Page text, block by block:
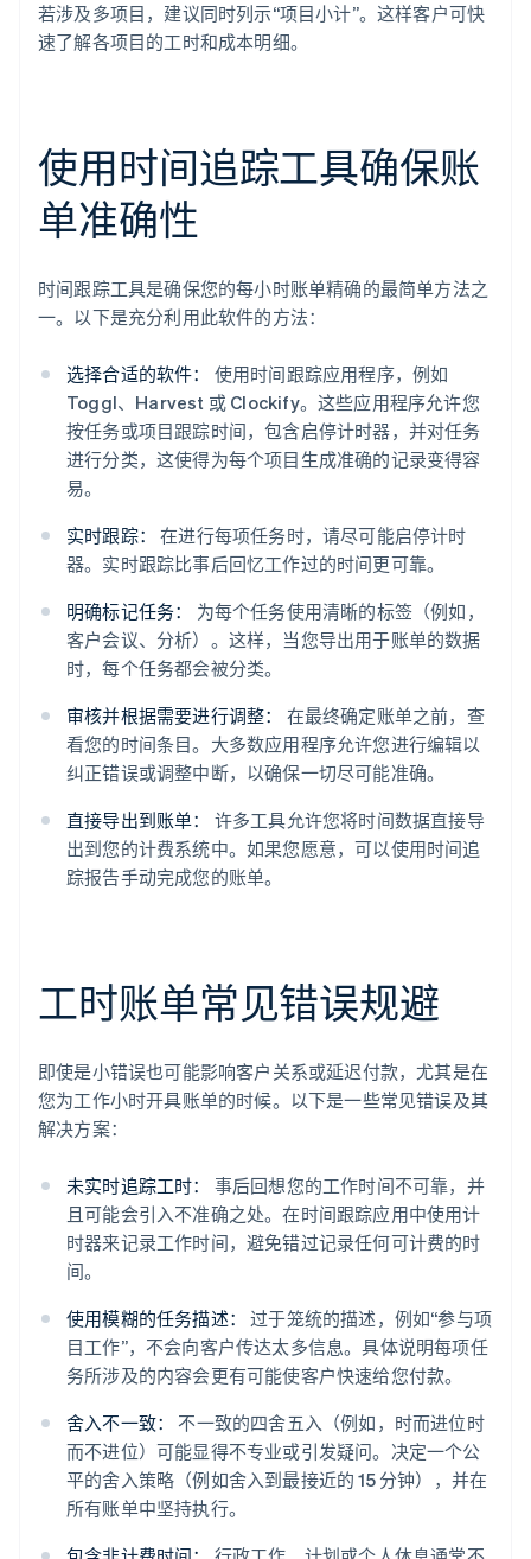
若涉及多项目，建议同时列示“项目小计”。这样客户可快
速了解各项目的工时和成本明细。
使用时间追踪工具确保账
单准确性
时间跟踪工具是确保您的每小时账单精确的最简单方法之
一。以下是充分利用此软件的方法：
选择合适的软件：
使用时间跟踪应用程序，例如
Toggl、Harvest 或 Clockify。这些应用程序允许您
按任务或项目跟踪时间，包含启停计时器，并对任务
进行分类，这使得为每个项目生成准确的记录变得容
易。
实时跟踪：
在进行每项任务时，请尽可能启停计时
器。实时跟踪比事后回忆工作过的时间更可靠。
明确标记任务：
为每个任务使用清晰的标签（例如，
客户会议、分析）。这样，当您导出用于账单的数据
时，每个任务都会被分类。
审核并根据需要进行调整：
在最终确定账单之前，查
看您的时间条目。大多数应用程序允许您进行编辑以
纠正错误或调整中断，以确保一切尽可能准确。
直接导出到账单：
许多工具允许您将时间数据直接导
出到您的计费系统中。如果您愿意，可以使用时间追
踪报告手动完成您的账单。
工时账单常见错误规避
即使是小错误也可能影响客户关系或延迟付款，尤其是在
您为工作小时开具账单的时候。以下是一些常见错误及其
解决方案：
未实时追踪工时：
事后回想您的工作时间不可靠，并
且可能会引入不准确之处。在时间跟踪应用中使用计
时器来记录工作时间，避免错过记录任何可计费的时
间。
使用模糊的任务描述：
过于笼统的描述，例如“参与项
目工作”，不会向客户传达太多信息。具体说明每项任
务所涉及的内容会更有可能使客户快速给您付款。
舍入不一致：
不一致的四舍五入（例如，时而进位时
而不进位）可能显得不专业或引发疑问。决定一个公
平的舍入策略（例如舍入到最接近的 15 分钟），并在
所有账单中坚持执行。
阿联酋
English
爱尔兰